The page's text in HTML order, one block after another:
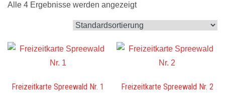
Alle 4 Ergebnisse werden angezeigt
Freizeitkarte Spreewald Nr. 1 Freizeitkarte Spreewald Nr. 2